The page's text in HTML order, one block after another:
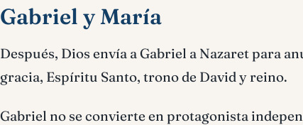
Gabriel y María
Después, Dios envía a Gabriel a Nazaret para
gracia, Espíritu Santo, trono de David y reino.
Gabriel no se convierte en protagonista